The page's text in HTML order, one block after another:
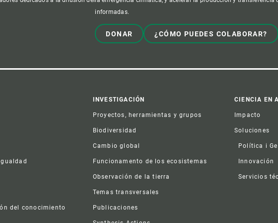
informadas.
DONAR ¿CÓMO PUEDES COLABORAR?
del conocimiento
INVESTIGACIÓN
Proyectos, herramientas y grupos
Biodiversidad
Cambio global
Funcionamento de los ecosistemas
Observación de la tierra
Temas transversales
Publicaciones
CIENCIA EN
Impacto
Soluciones
Política i
Innovación
Servicios